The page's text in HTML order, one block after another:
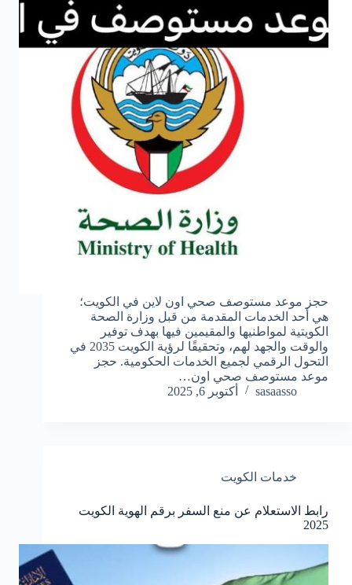
حجز موعد مستوصف صحي اون لاين في الكويت؛
هي أحد الخدمات المقدمة من قبل وزارة الصحة
الكويتية لمواطنيها والمقيمين فيها بهدف توفير
والوقت والجهد لهم، وتحقيقًا لرؤية الكويت 2035 في
التحول الرقمي لجميع الخدمات الحكومية. حجز
موعد مستوصف صحي اون…
sasaasso
أكتوبر 6, 2025
خدمات الكويت
رابط الاستعلام عن منع السفر برقم الهوية الكويت
2025